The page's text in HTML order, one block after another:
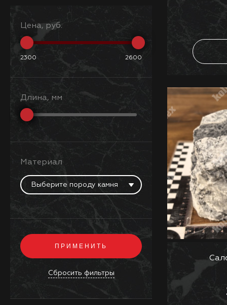
Цена, руб.
2300 2600
Длина, мм
Материал
Выберите породу камня
Сбросить фильтры